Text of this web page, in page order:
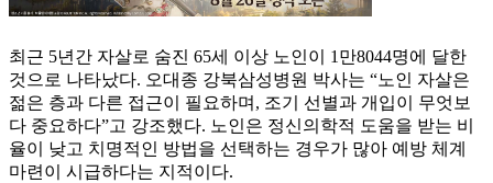
최근 5년간 자살로 숨진 65세 이상 노인이 1만8044명에 달한
것으로 나타났다. 오대종 강북삼성병원 박사는 “노인 자살은
젊은 층과 다른 접근이 필요하며, 조기 선별과 개입이 무엇보
다 중요하다”고 강조했다. 노인은 정신의학적 도움을 받는 비
율이 낮고 치명적인 방법을 선택하는 경우가 많아 예방 체계
마련이 시급하다는 지적이다.